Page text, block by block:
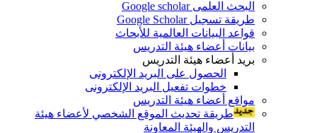
البحث العلمى Google scholar
طريقة تسجيل Google Scholar
قواعد البيانات العالمية للأبحاث
بيانات أعضاء هيئة التدريس
بريد أعضاء هيئة التدريس
الحصول على البريد الإلكترونى
خطوات تفعيل البريد الإلكترونى
مواقع أعضاء هيئة التدريس
طريقة تحديث الموقع الشخصي لأعضاء هيئة
التدريس والهيئة المعاونة